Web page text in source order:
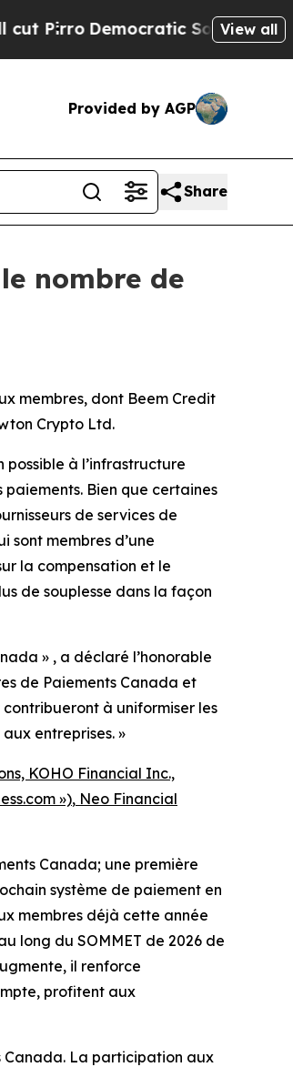
Socialists of America
View all
Provided by AGP
Share
nombre de
membres, dont Beem Credit
Crypto Ltd.
à l’infrastructure
Bien que certaines
de services de
membres d’une
la compensation et le
de souplesse dans la façon
» , a déclaré l’honorable
de Paiements Canada et
à uniformiser les
entreprises. »
KOHO Financial Inc.,
»), Neo Financial
Canada; une première
système de paiement en
membres déjà cette année
long du SOMMET de 2026 de
il renforce
profitent aux
Canada. La participation aux